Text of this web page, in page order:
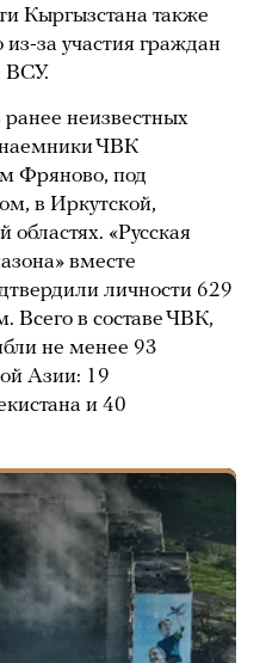
Кыргызстана также
из-за участия граждан
ВСУ.
неизвестных
ЧВК
Фряново, под
в Иркутской,
«Русская
вместе
личности 629
Всего в составе ЧВК,
не менее 93
Азии: 19
и 40